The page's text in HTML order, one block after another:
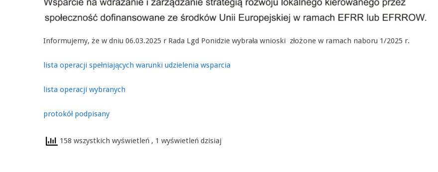
Informujemy, że w dniu 06.03.2025 r Rada Lgd Ponidzie wybrała wnioski złożone w ramach naboru 1/2025 r.
lista operacji spełniających warunki udzielenia wsparcia
lista operacji wybranych
protokół podpisany
158 wszystkich wyświetleń , 1 wyświetleń dzisiaj